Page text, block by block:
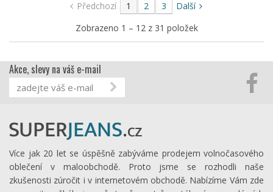
Předchozí 1 2 3
Další
Zobrazeno 1 – 12 z 31 položek
Akce, slevy na váš e-mail
Více jak 20 let se úspěšně zabýváme prodejem volnočasového
oblečení v maloobchodě. Proto jsme se rozhodli naše
zkušenosti zúročit i v internetovém obchodě. Nabízíme Vám zde